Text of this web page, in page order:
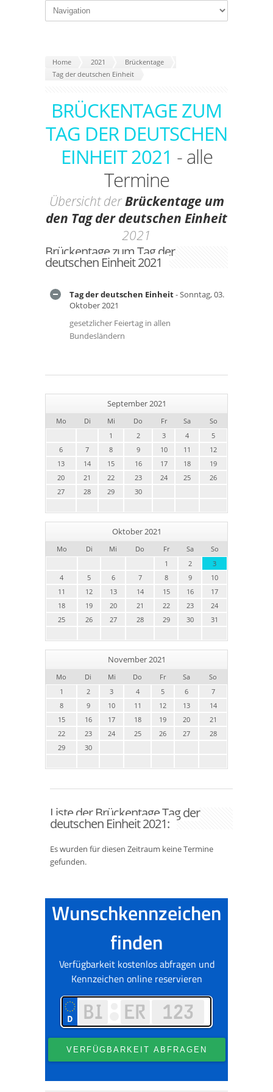
Home 2021
Brückentage
Tag der deutschen Einheit
BRÜCKENTAGE ZUM
TAG DER DEUTSCHEN
EINHEIT 2021 - alle
Termine
Übersicht derBrückentage um
den Tag der deutschen Einheit
2021
Brückentage zum Tag der
deutschen Einheit 2021
Tag der deutschen Einheit- Sonntag, 03.
Oktober 2021
gesetzlicher Feiertag in allen
Bundesländern
September 2021
Mo Di Mi Do Fr Sa
So
1
2 3 4
5
6
7 8 9 10 11
12
13
14 15 16 17 18
19
20
21 22 23 24 25
26
27
28 29 30
Oktober 2021
Mo Di Mi Do Fr Sa
So
1
2
3
4
5 6 7 8 9
10
11
12 13 14 15 16
17
18
19 20 21 22 23
24
25
26 27 28 29 30 31
November 2021
Mo Di Mi Do Fr Sa
So
1
2 3 4 5 6
7
8
9 10 11 12 13
14
15
16 17 18 19 20
21
22
23 24 25 26 27
28
29
30
Liste der Brückentage Tag der
deutschen Einheit 2021:
Es wurden für diesen Zeitraum keine Termine
gefunden.